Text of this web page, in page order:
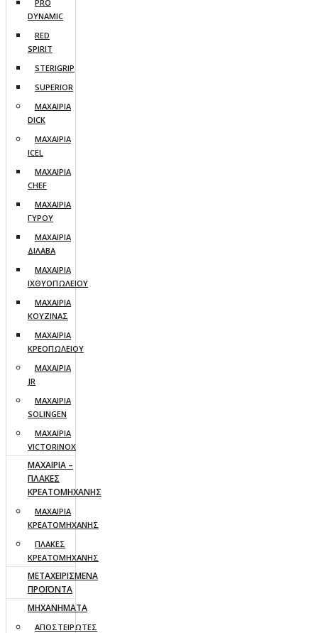
PRO
DYNAMIC
RED
SPIRIT
STERIGRIP
SUPERIOR
ΜΑΧΑΙΡΙΑ
DICK
ΜΑΧΑΙΡΙΑ
ICEL
ΜΑΧΑΙΡΙΑ
CHEF
ΜΑΧΑΙΡΙΑ
ΓΥΡΟΥ
ΜΑΧΑΙΡΙΑ
ΔΙΛΑΒΑ
ΜΑΧΑΙΡΙΑ
ΙΧΘΥΟΠΩΛΕΙΟΥ
ΜΑΧΑΙΡΙΑ
ΚΟΥΖΙΝΑΣ
ΜΑΧΑΙΡΙΑ
ΚΡΕΟΠΩΛΕΙΟΥ
ΜΑΧΑΙΡΙΑ
JR
ΜΑΧΑΙΡΙΑ
SOLINGEN
ΜΑΧΑΙΡΙΑ
VICTORINOX
ΜΑΧΑΙΡΙΑ –
ΠΛΑΚΕΣ
ΚΡΕΑΤΟΜΗΧΑΝΗΣ
ΜΑΧΑΙΡΙΑ
ΚΡΕΑΤΟΜΗΧΑΝΗΣ
ΠΛΑΚΕΣ
ΚΡΕΑΤΟΜΗΧΑΝΗΣ
ΜΕΤΑΧΕΙΡΙΣΜΕΝΑ
ΠΡΟΪΟΝΤΑ
ΜΗΧΑΝΗΜΑΤΑ
ΑΠΟΣΤΕΙΡΩΤΕΣ